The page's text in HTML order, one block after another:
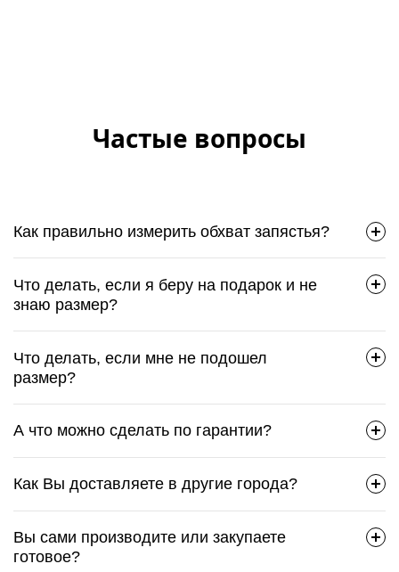
Частые вопросы
Как правильно измерить обхват запястья?
Что делать, если я беру на подарок и не
знаю размер?
Что делать, если мне не подошел
размер?
А что можно сделать по гарантии?
Как Вы доставляете в другие города?
Вы сами производите или закупаете
готовое?